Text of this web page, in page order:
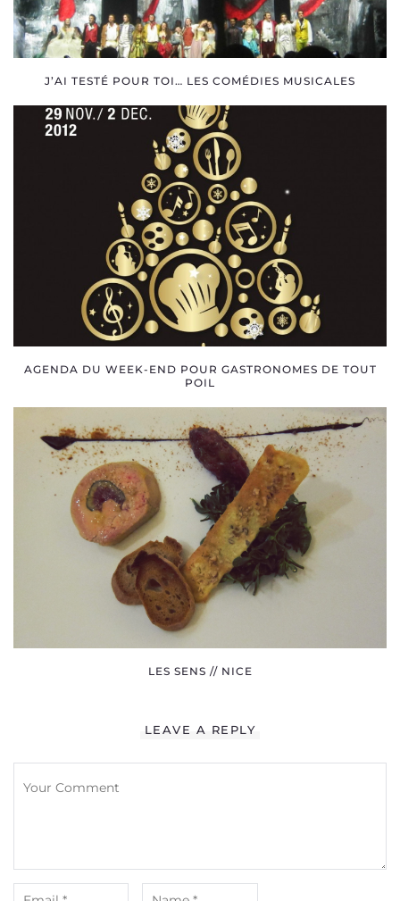
J’AI TESTÉ POUR TOI… LES COMÉDIES MUSICALES
AGENDA DU WEEK-END POUR GASTRONOMES DE TOUT
POIL
LES SENS // NICE
LEAVE A REPLY